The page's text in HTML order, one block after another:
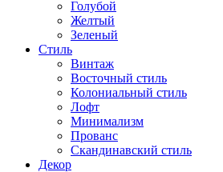
Голубой
Желтый
Зеленый
Стиль
Винтаж
Восточный стиль
Колониальный стиль
Лофт
Минимализм
Прованс
Скандинавский стиль
Декор